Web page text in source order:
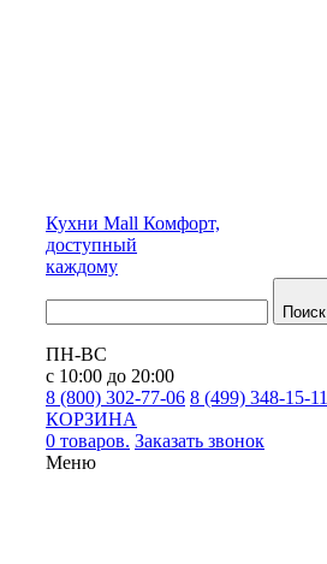
Кухни Mall Комфорт,
доступный
каждому
Поиск
ПН-ВС
с 10:00 до 20:00
8 (800) 302-77-06 8 (499) 348-15-11
КОРЗИНА
0 товаров. Заказать звонок
Меню